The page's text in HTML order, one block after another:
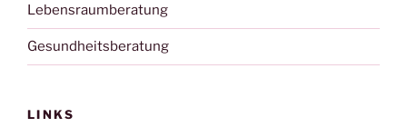
Lebensraumberatung
Gesundheitsberatung
LINKS